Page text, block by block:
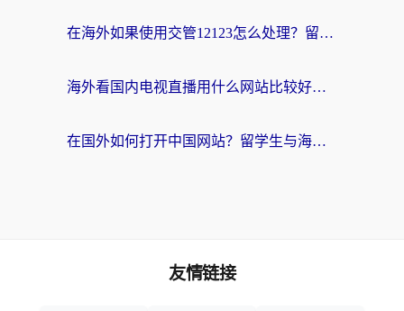
在海外如果使用交管12123怎么处理？留学生亲测有效的回国加速方案
海外看国内电视直播用什么网站比较好？一篇解决你所有追剧难题的实用指南
在国外如何打开中国网站？留学生与海外华人的无缝访问指南
友情链接